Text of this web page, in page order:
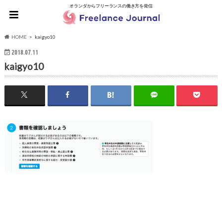
オランダからフリーランスの働き方を発信
HOME kaigyo10
2018.07.11
kaigyo10